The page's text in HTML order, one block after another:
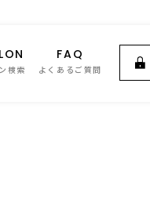
検索
FAQ
よくあるご質問